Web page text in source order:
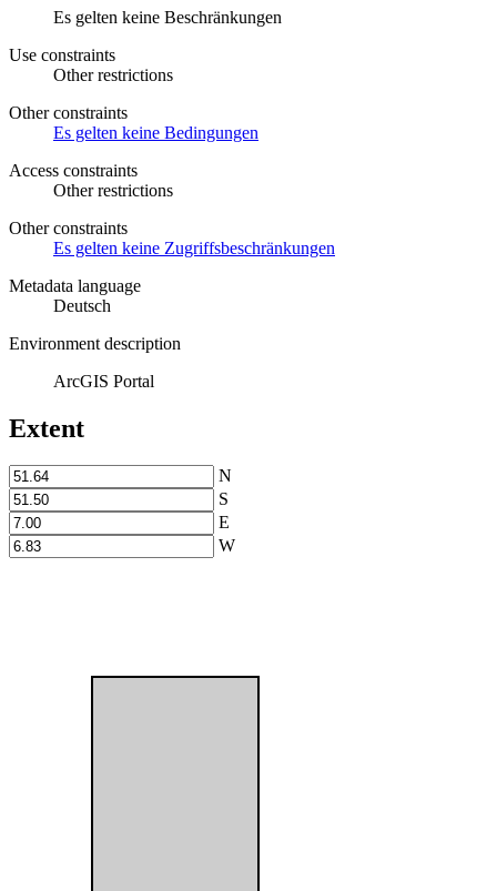
Es gelten keine Beschränkungen
Use constraints
Other restrictions
Other constraints
Es gelten keine Bedingungen
Access constraints
Other restrictions
Other constraints
Es gelten keine Zugriffsbeschränkungen
Metadata language
Deutsch
Environment description
ArcGIS Portal
Extent
N
S
E
W